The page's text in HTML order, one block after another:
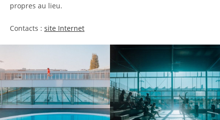
propres au lieu.
Contacts : site Internet